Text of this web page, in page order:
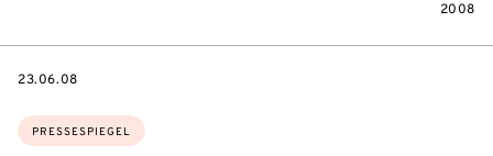
2008
Themen:
PRESSESPIEGEL
DATE
23.06.08